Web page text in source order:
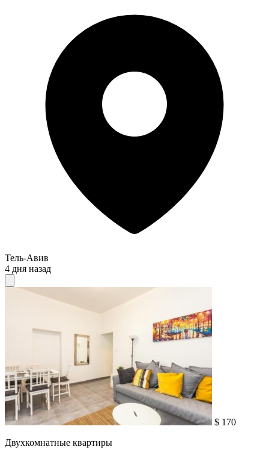
Тель-Авив
4 дня назад
$ 170
Двухкомнатные квартиры